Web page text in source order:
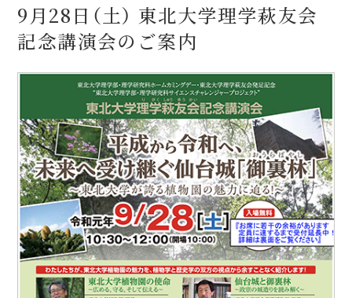
9月28日（土） 東北大学理学萩友会
記念講演会のご案内